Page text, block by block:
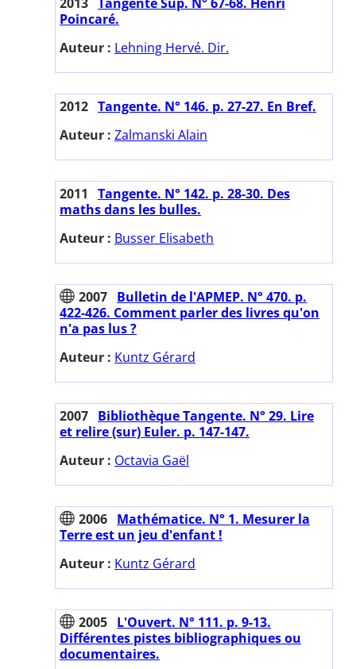
Poincaré.
Auteur : Lehning Hervé. Dir.
2012 Tangente. N° 146. p. 27-27. En Bref.
Auteur : Zalmanski Alain
2011
Tangente. N° 142. p. 28-30. Des
maths dans les bulles.
Auteur : Busser Elisabeth
2007 Bulletin de l'APMEP. N° 470. p.
422-426. Comment parler des livres qu'on
n'a pas lus ?
Auteur : Kuntz Gérard
2007 Bibliothèque Tangente. N° 29. Lire
et relire (sur) Euler. p. 147-147.
Auteur : Octavia Gaël
2006 Mathématice. N° 1. Mesurer la
Terre est un jeu d'enfant !
Auteur : Kuntz Gérard
2005 L'Ouvert. N° 111. p. 9-13.
Différentes pistes bibliographiques ou
documentaires.